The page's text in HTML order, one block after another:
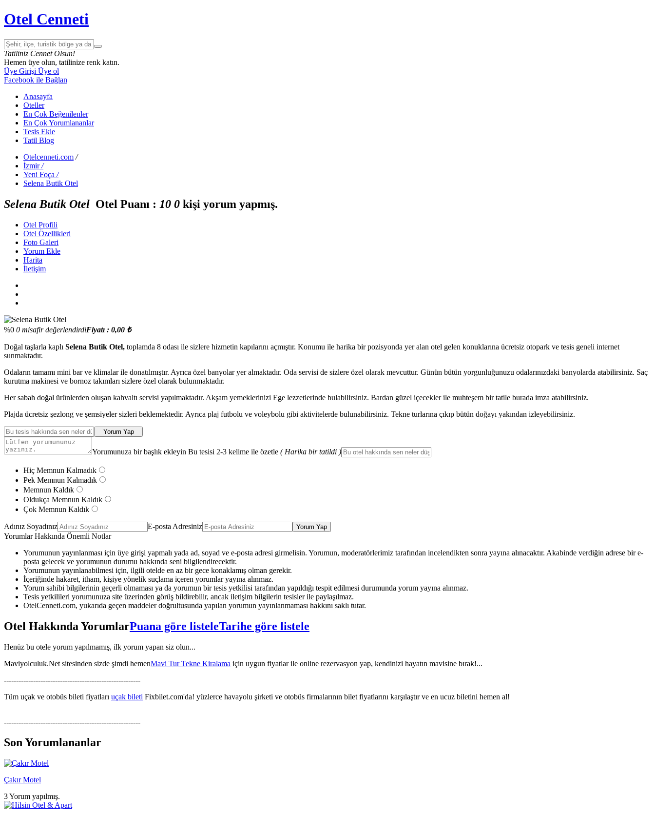
Otel Cenneti
Tatiliniz Cennet Olsun!
Hemen üye olun, tatilinize renk katın.
Üye Girişi Üye ol
Facebook ile Bağlan
Anasayfa
Oteller
En Çok Beğenilenler
En Çok Yorumlananlar
Tesis Ekle
Tatil Blog
Otelcenneti.com /
İzmir /
Yeni Foça /
Selena Butik Otel
Selena Butik Otel Otel Puanı : 10 0 kişi yorum yapmış.
Otel Profili
Otel Özellikleri
Foto Galeri
Yorum Ekle
Harita
İletişim
%0 0 misafir değerlendirdiFiyatı : 0,00 ₺
Doğal taşlarla kaplı Selena Butik Otel, toplamda 8 odası ile sizlere hizmetin kapılarını açmıştır. Konumu ile harika bir pozisyonda yer alan otel gelen konuklarına ücretsiz otopark ve tesis geneli internet
sunmaktadır.
Odaların tamamı mini bar ve klimalar ile donatılmıştır. Ayrıca özel banyolar yer almaktadır. Oda servisi de sizlere özel olarak mevcuttur. Günün bütün yorgunluğunuzu odalarınızdaki banyolarda atabilirsiniz. Saç
kurutma makinesi ve bornoz takımları sizlere özel olarak bulunmaktadır.
Her sabah doğal ürünlerden oluşan kahvaltı servisi yapılmaktadır. Akşam yemeklerinizi Ege lezzetlerinde bulabilirsiniz. Bardan güzel içecekler ile muhteşem bir tatile burada imza atabilirsiniz.
Plajda ücretsiz şezlong ve şemsiyeler sizleri beklemektedir. Ayrıca plaj futbolu ve voleybolu gibi aktivitelerde bulunabilirsiniz. Tekne turlarına çıkıp bütün doğayı yakından izleyebilirsiniz.
Yorum Yap
Yorumunuza bir başlık ekleyin Bu tesisi 2-3 kelime ile özetle ( Harika bir tatildi )
Hiç Memnun Kalmadık
Pek Memnun Kalmadık
Memnun Kaldık
Oldukça Memnun Kaldık
Çok Memnun Kaldık
Adınız Soyadınız E-posta Adresiniz Yorum Yap
Yorumlar Hakkında Önemli Notlar
Yorumunun yayınlanması için üye girişi yapmalı yada ad, soyad ve e-posta adresi girmelisin. Yorumun, moderatörlerimiz tarafından incelendikten sonra yayına alınacaktır. Akabinde verdiğin adrese bir e-
posta gelecek ve yorumunun durumu hakkında seni bilgilendirecektir.
Yorumunun yayınlanabilmesi için, ilgili otelde en az bir gece konaklamış olman gerekir.
İçeriğinde hakaret, itham, kişiye yönelik suçlama içeren yorumlar yayına alınmaz.
Yorum sahibi bilgilerinin geçerli olmaması ya da yorumun bir tesis yetkilisi tarafından yapıldığı tespit edilmesi durumunda yorum yayına alınmaz.
Tesis yetkilileri yorumunuza site üzerinden görüş bildirebilir, ancak iletişim bilgilerin tesisler ile paylaşılmaz.
OtelCenneti.com, yukarıda geçen maddeler doğrultusunda yapılan yorumun yayınlanmaması hakkını saklı tutar.
Otel Hakkında YorumlarPuana göre listeleTarihe göre listele
Henüz bu otele yorum yapılmamış, ilk yorum yapan siz olun...
Maviyolculuk.Net sitesinden sizde şimdi hemenMavi Tur Tekne Kiralama için uygun fiyatlar ile online rezervasyon yap, kendinizi hayatın mavisine bırak!...
--------------------------------------------------------
Tüm uçak ve otobüs bileti fiyatları uçak bileti Fixbilet.com'da! yüzlerce havayolu şirketi ve otobüs firmalarının bilet fiyatlarını karşılaştır ve en ucuz biletini hemen al!
--------------------------------------------------------
Son Yorumlananlar
Çakır Motel
3 Yorum yapılmış.